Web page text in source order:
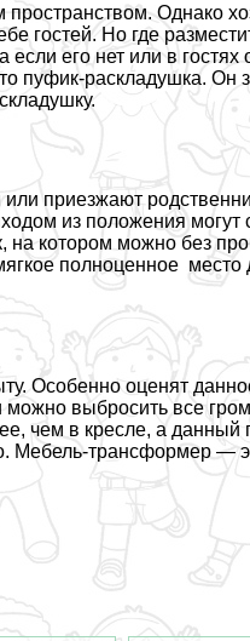
Однако
гостей. Но где
его нет или в
пуфик-раскладушка.
приезжают
из положения
на котором можно без
полноценное
Особенно оценят
выбросить все
чем в кресле, а
Мебель-трaнcформер —